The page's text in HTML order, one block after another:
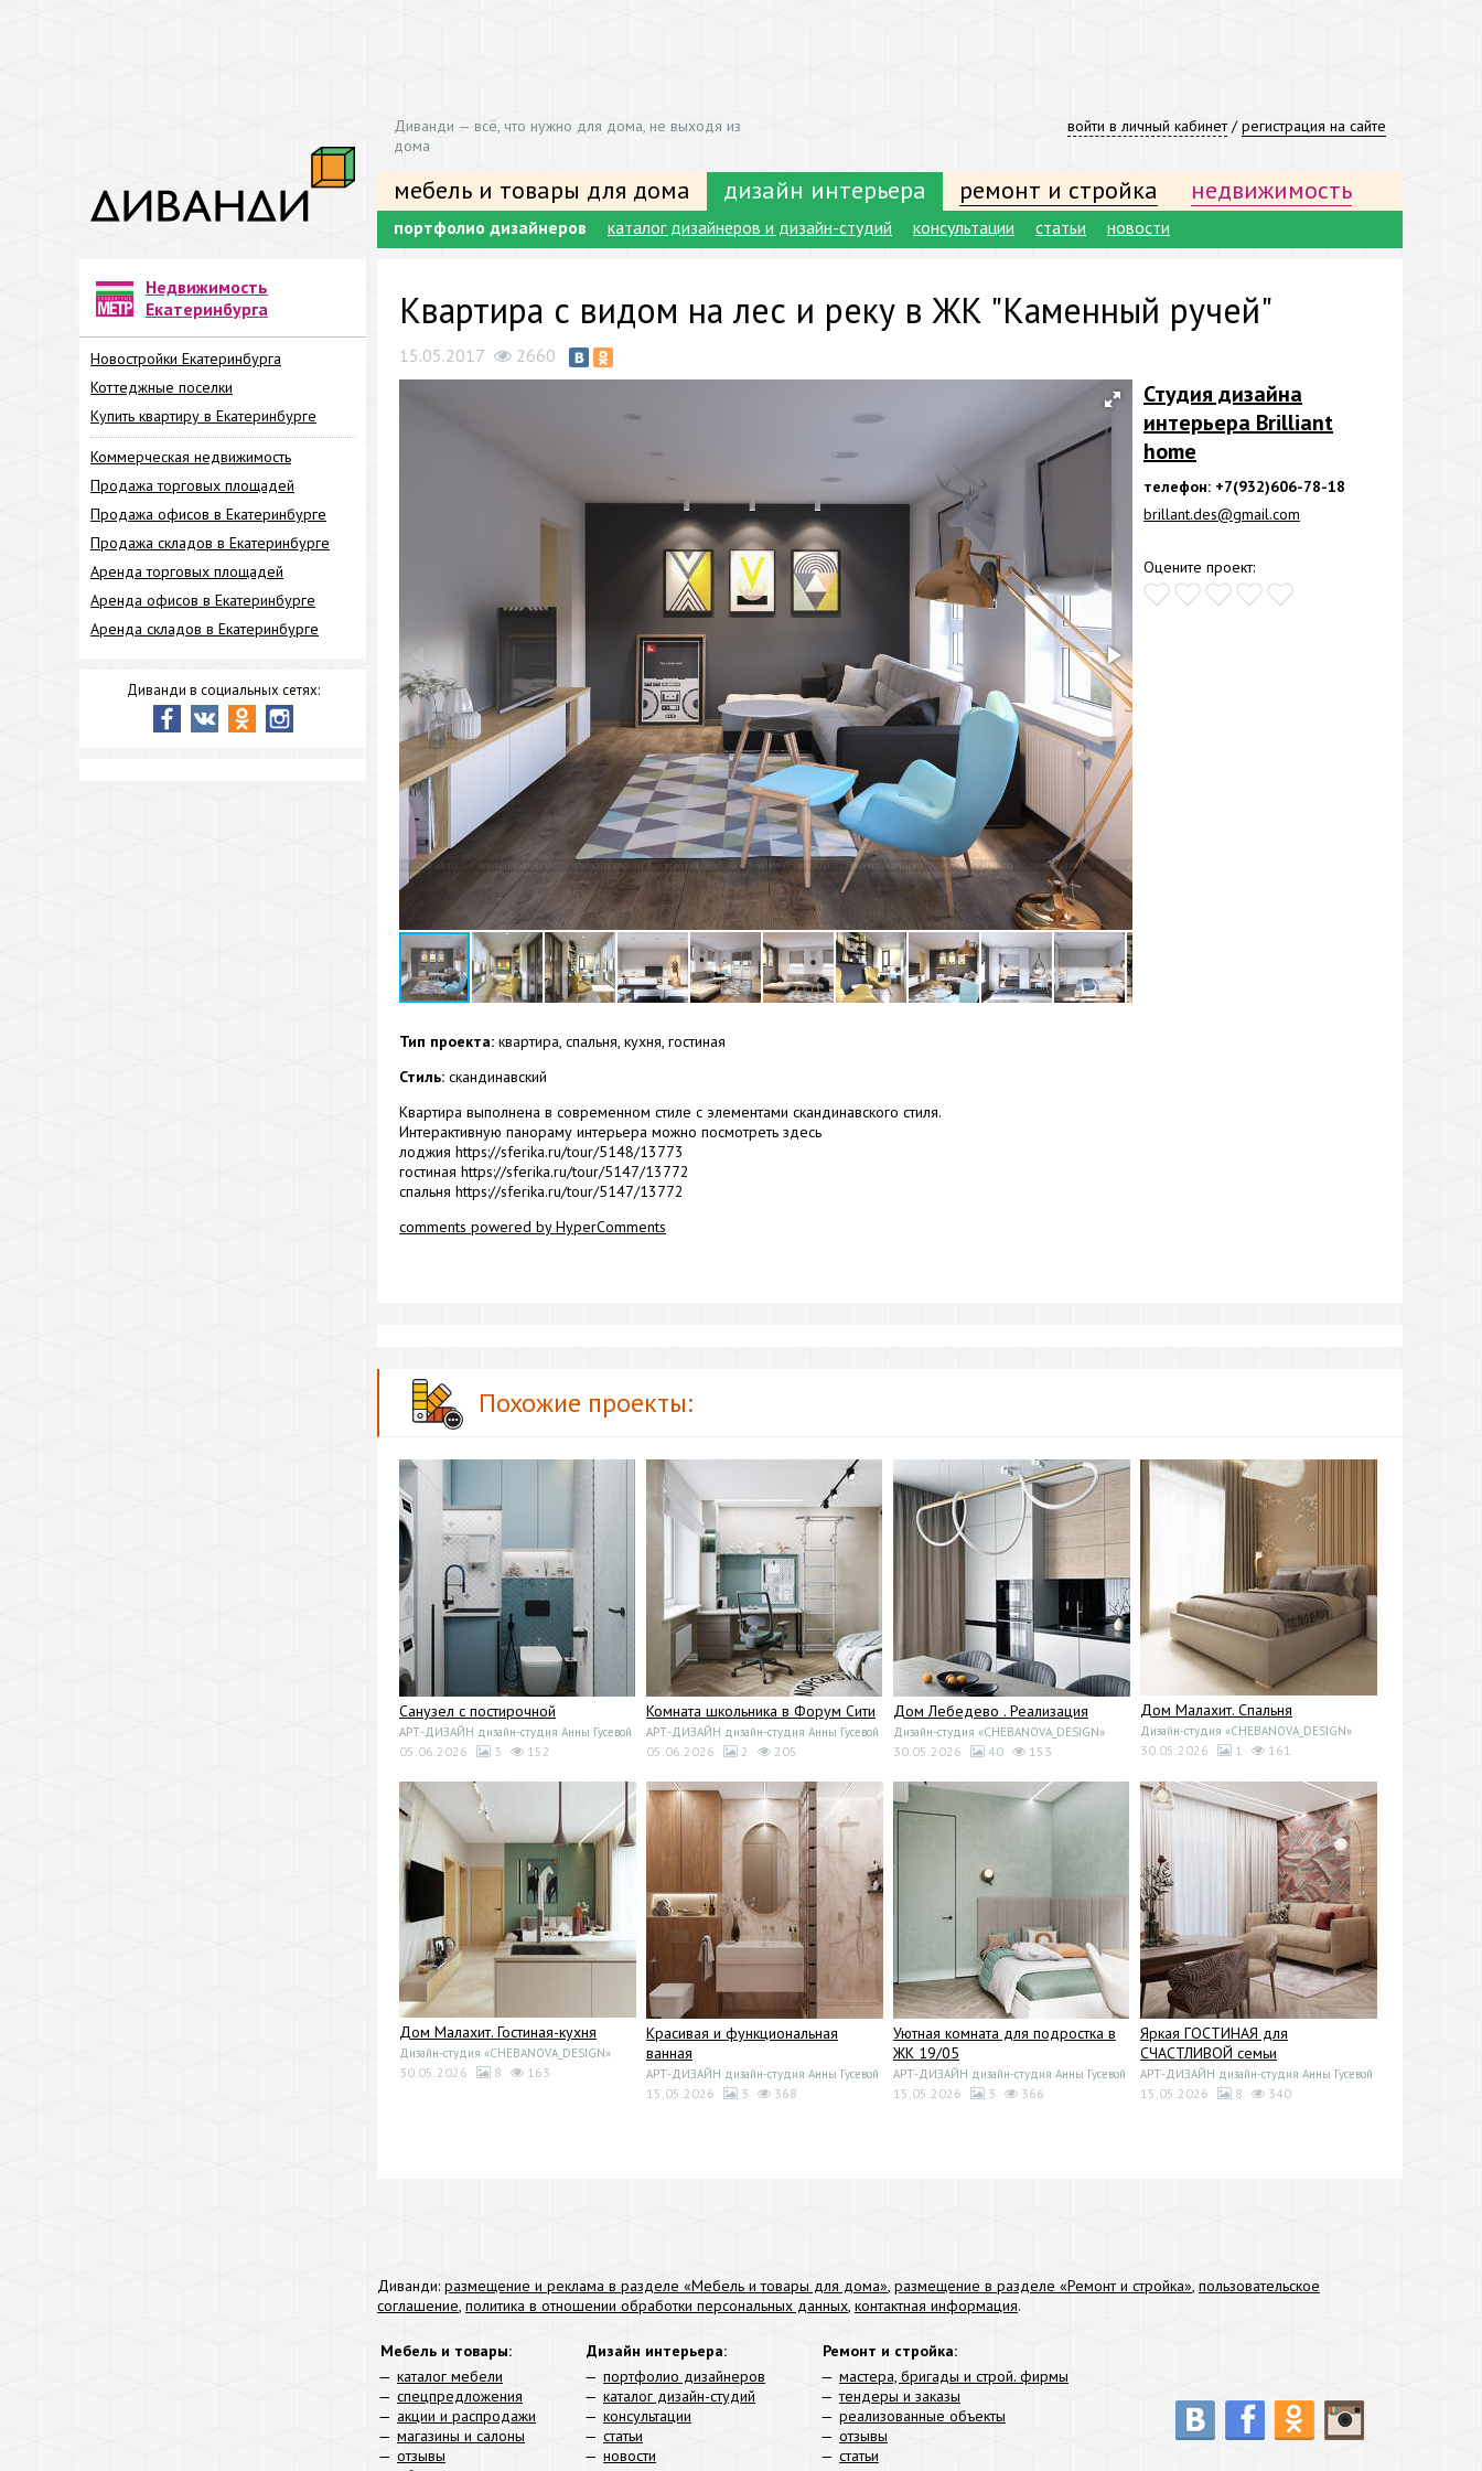
войти в личный кабинет/регистрация на сайте
Диванди — всё, что нужно для дома, не выходя из
дома
мебель и товары для дома дизайн интерьера ремонт и стройка недвижимость
портфолио дизайнеров каталог дизайнеров и дизайн-студий консультации статьи новости
Недвижимость
Екатеринбурга
Новостройки Екатеринбурга
Коттеджные поселки
Купить квартиру в Екатеринбурге
Коммерческая недвижимость
Продажа торговых площадей
Продажа офисов в Екатеринбурге
Продажа складов в Екатеринбурге
Аренда торговых площадей
Аренда офисов в Екатеринбурге
Аренда складов в Екатеринбурге
Диванди в социальных сетях:
Квартира с видом на лес и реку в ЖК "Каменный ручей"
15.05.2017 2660
Студия дизайна
интерьера Brilliant
home
телефон: +7(932)606-78-18
brillant.des@gmail.com
Оцените проект:
Тип проекта: квартира, спальня, кухня, гостиная
Стиль: скандинавский
Квартира выполнена в современном стиле с элементами скандинавского стиля.
Интерактивную панораму интерьера можно посмотреть здесь
лоджия https://sferika.ru/tour/5148/13773
гостиная https://sferika.ru/tour/5147/13772
спальня https://sferika.ru/tour/5147/13772
comments powered by HyperComments
Похожие проекты:
Санузел с постирочной
АРТ-ДИЗАЙН дизайн-студия Анны Гусевой
05.06.2026 3 152
Комната школьника в Форум Сити
АРТ-ДИЗАЙН дизайн-студия Анны Гусевой
05.06.2026 2 205
Дом Лебедево . Реализация
Дизайн-студия «CHEBANOVA_DESIGN»
30.05.2026 40 153
Дом Малахит. Спальня
Дизайн-студия «CHEBANOVA_DESIGN»
30.05.2026 1 161
Дом Малахит. Гостиная-кухня
Дизайн-студия «CHEBANOVA_DESIGN»
30.05.2026 8 163
Красивая и функциональная
ванная
АРТ-ДИЗАЙН дизайн-студия Анны Гусевой
15.05.2026 3 368
Уютная комната для подростка в
ЖК 19/05
АРТ-ДИЗАЙН дизайн-студия Анны Гусевой
15.05.2026 3 366
Яркая ГОСТИНАЯ для
СЧАСТЛИВОЙ семьи
АРТ-ДИЗАЙН дизайн-студия Анны Гусевой
15.05.2026 8 340
Диванди: размещение и реклама в разделе «Мебель и товары для дома», размещение в разделе «Ремонт и стройка», пользовательское
соглашение, политика в отношении обработки персональных данных, контактная информация.
Мебель и товары:
каталог мебели
спецпредложения
акции и распродажи
магазины и салоны
отзывы
Дизайн интерьера:
портфолио дизайнеров
каталог дизайн-студий
консультации
статьи
новости
Ремонт и стройка:
мастера, бригады и строй. фирмы
тендеры и заказы
реализованные объекты
отзывы
статьи